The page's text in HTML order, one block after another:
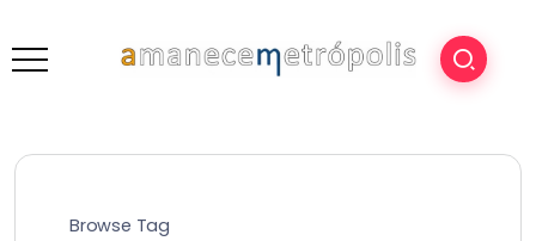
Browse Tag